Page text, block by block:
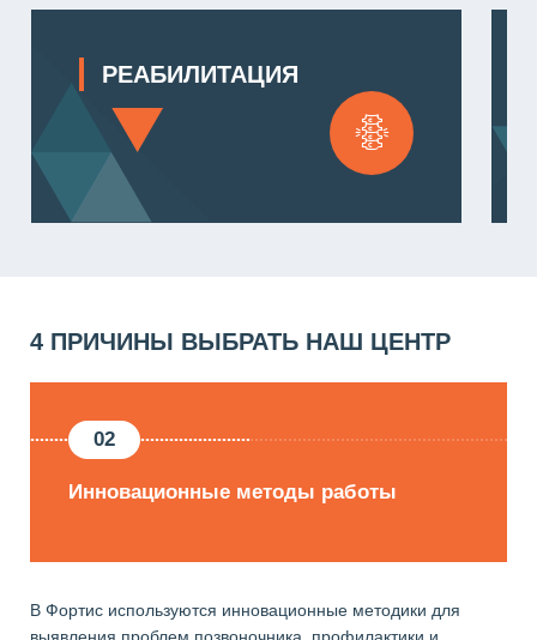
РЕАБИЛИТАЦИЯ
4 ПРИЧИНЫ ВЫБРАТЬ НАШ ЦЕНТР
02
Инновационные методы работы
В Фортис используются инновационные методики для
выявления проблем позвоночника, профилактики и